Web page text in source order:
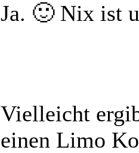
Ja. 🙂 Nix ist
Vielleicht
einen Limo